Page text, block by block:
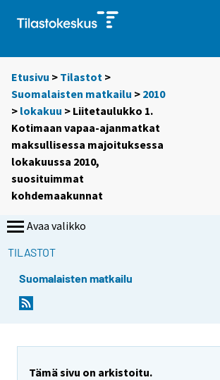
Etusivu > Tilastot >
Suomalaisten matkailu > 2010
> lokakuu > Liitetaulukko 1.
Kotimaan vapaa-ajanmatkat
maksullisessa majoituksessa
lokakuussa 2010,
suosituimmat
kohdemaakunnat
Avaa valikko
TILASTOT
Suomalaisten matkailu
Tämä sivu on arkistoitu.